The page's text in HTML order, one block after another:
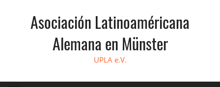
Asociación Latinoaméricana
Alemana en Münster
UPLA e.V.